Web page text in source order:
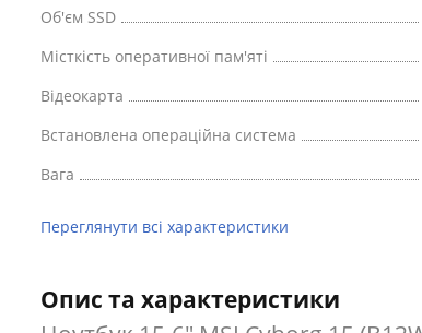
Об'єм SSD
Місткість оперативної пам'яті
Відеокарта
Встановлена ​​операційна система
Вага
Переглянути всі характеристики
Опис та характеристики